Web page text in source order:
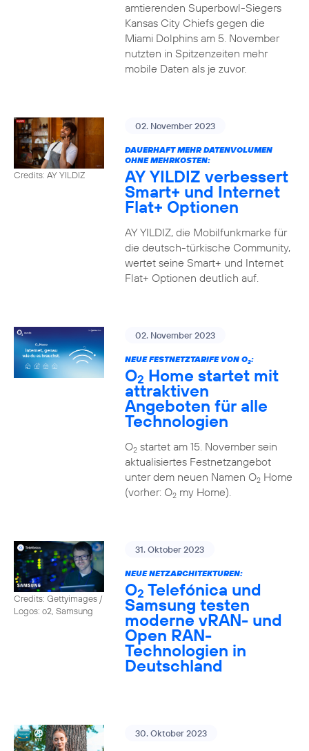
amtierenden Superbowl-Siegers
Kansas City Chiefs gegen die
Miami Dolphins am 5. November
nutzten in Spitzenzeiten mehr
mobile Daten als je zuvor.
Credits: AY YILDIZ
02. November 2023
DAUERHAFT MEHR DATENVOLUMEN
OHNE MEHRKOSTEN:
AY YILDIZ verbessert
Smart+ und Internet
Flat+ Optionen
AY YILDIZ, die Mobilfunkmarke für
die deutsch-türkische Community,
wertet seine Smart+ und Internet
Flat+ Optionen deutlich auf.
02. November 2023
NEUE FESTNETZTARIFE VON O2:
O2 Home startet mit
attraktiven
Angeboten für alle
Technologien
O2startet am 15. November sein
aktualisiertes Festnetzangebot
unter dem neuen Namen O2Home
(vorher: O2my Home).
Credits: Gettyimages /
Logos: o2, Samsung
31. Oktober 2023
NEUE NETZARCHITEKTUREN:
O2 Telefónica und
Samsung testen
moderne vRAN- und
Open RAN-
Technologien in
Deutschland
30. Oktober 2023